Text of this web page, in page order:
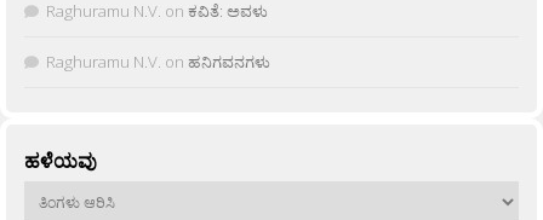
Raghuramu N.V. on ಕವಿತೆ: ಅವಳು
Raghuramu N.V. on ಹನಿಗವನಗಳು
ಹಳೆಯವು
ಹಳೆಯವು